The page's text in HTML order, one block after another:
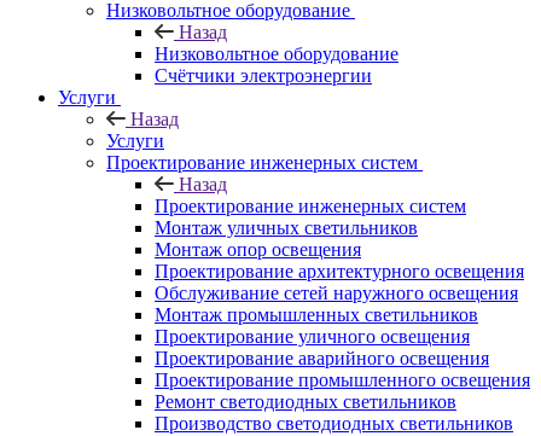
Низковольтное оборудование
Назад
Низковольтное оборудование
Счётчики электроэнергии
Услуги
Назад
Услуги
Проектирование инженерных систем
Назад
Проектирование инженерных систем
Монтаж уличных светильников
Монтаж опор освещения
Проектирование архитектурного освещения
Обслуживание сетей наружного освещения
Монтаж промышленных светильников
Проектирование уличного освещения
Проектирование аварийного освещения
Проектирование промышленного освещения
Ремонт светодиодных светильников
Производство светодиодных светильников